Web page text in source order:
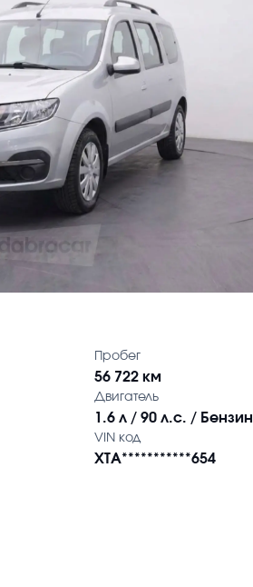
Пробег
56 722 км
Двигатель
1.6 л / 90 л.с. / Бензин
VIN код
XTA***********654